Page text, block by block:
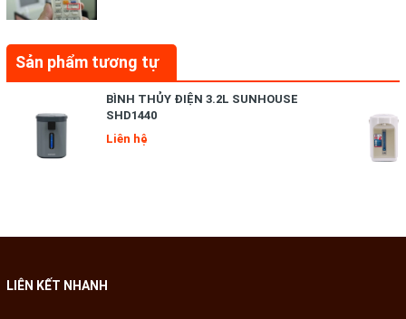
SUS304 (thép không gỉ) cao cấp. Chất liệu này dẫn nhiệt
hóa, không bám cặn sau khi sử dụng một thời gian dài.
Sản phẩm tương tự
BÌNH THỦY ĐIỆN 3.2L SUNHOUSE
SHD1440
Liên hệ
LIÊN KẾT NHANH